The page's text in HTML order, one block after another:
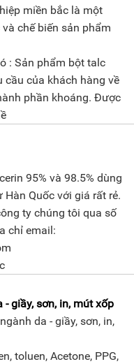
miền bắc là một
chế biến sản phẩm
: Sản phẩm bột talc
cầu của khách hàng về
phần khoáng. Được
95% và 98.5% dùng
Quốc với giá rất rẻ.
ty chúng tôi qua số
chỉ email:
giầy, sơn, in, mút xốp
da - giầy, sơn, in,
toluen, Acetone, PPG,